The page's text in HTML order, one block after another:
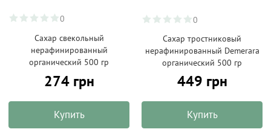
0
Сахар свекольный
нерафинированный
органический 500 гр
274 грн
Купить
0
Сахар тростниковый
нерафинированный Demerara
органический 500 гр
449 грн
Купить